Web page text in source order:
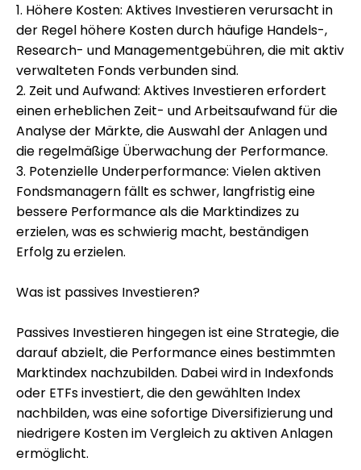
1. Höhere Kosten: Aktives Investieren verursacht in
der Regel höhere Kosten durch häufige Handels-,
Research- und Managementgebühren, die mit aktiv
verwalteten Fonds verbunden sind.
2. Zeit und Aufwand: Aktives Investieren erfordert
einen erheblichen Zeit- und Arbeitsaufwand für die
Analyse der Märkte, die Auswahl der Anlagen und
die regelmäßige Überwachung der Performance.
3. Potenzielle Underperformance: Vielen aktiven
Fondsmanagern fällt es schwer, langfristig eine
bessere Performance als die Marktindizes zu
erzielen, was es schwierig macht, beständigen
Erfolg zu erzielen.
Was ist passives Investieren?
Passives Investieren hingegen ist eine Strategie, die
darauf abzielt, die Performance eines bestimmten
Marktindex nachzubilden. Dabei wird in Indexfonds
oder ETFs investiert, die den gewählten Index
nachbilden, was eine sofortige Diversifizierung und
niedrigere Kosten im Vergleich zu aktiven Anlagen
ermöglicht.